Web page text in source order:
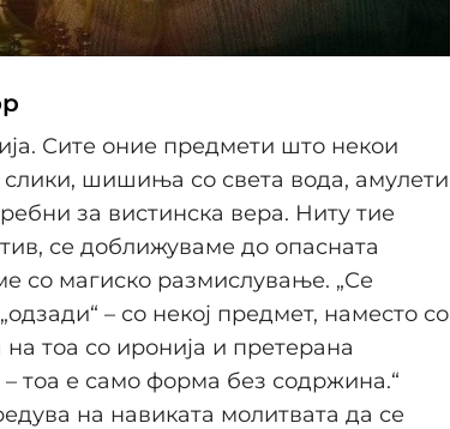
Сите оние предмети што некои
слики, шишиња со света вода, амулети
за вистинска вера. Ниту тие
се доближуваме до опасната
со магиско размислување. „Се
– со некој предмет, наместо со
тоа со иронија и претерана
– тоа е само форма без содржина.“
на навиката молитвата да се